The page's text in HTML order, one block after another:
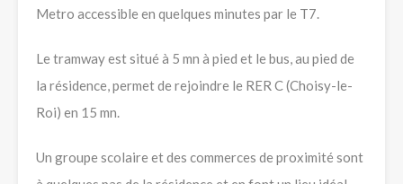
Metro accessible en quelques minutes par le T7.
Le tramway est situé à 5 mn à pied et le bus, au pied de
la résidence, permet de rejoindre le RER C (Choisy-le-
Roi) en 15 mn.
Un groupe scolaire et des commerces de proximité sont